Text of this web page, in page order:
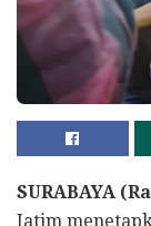
SURABAYA
Jatim